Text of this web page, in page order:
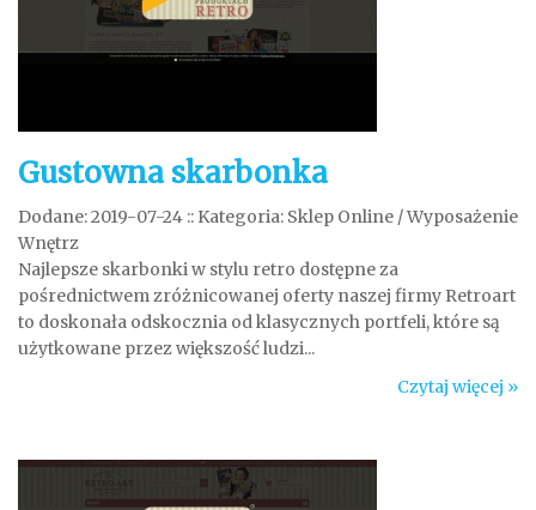
Gustowna skarbonka
Dodane: 2019-07-24 :: Kategoria: Sklep Online / Wyposażenie
Wnętrz
Najlepsze skarbonki w stylu retro dostępne za
pośrednictwem zróżnicowanej oferty naszej firmy Retroart
to doskonała odskocznia od klasycznych portfeli, które są
użytkowane przez większość ludzi...
Czytaj więcej »